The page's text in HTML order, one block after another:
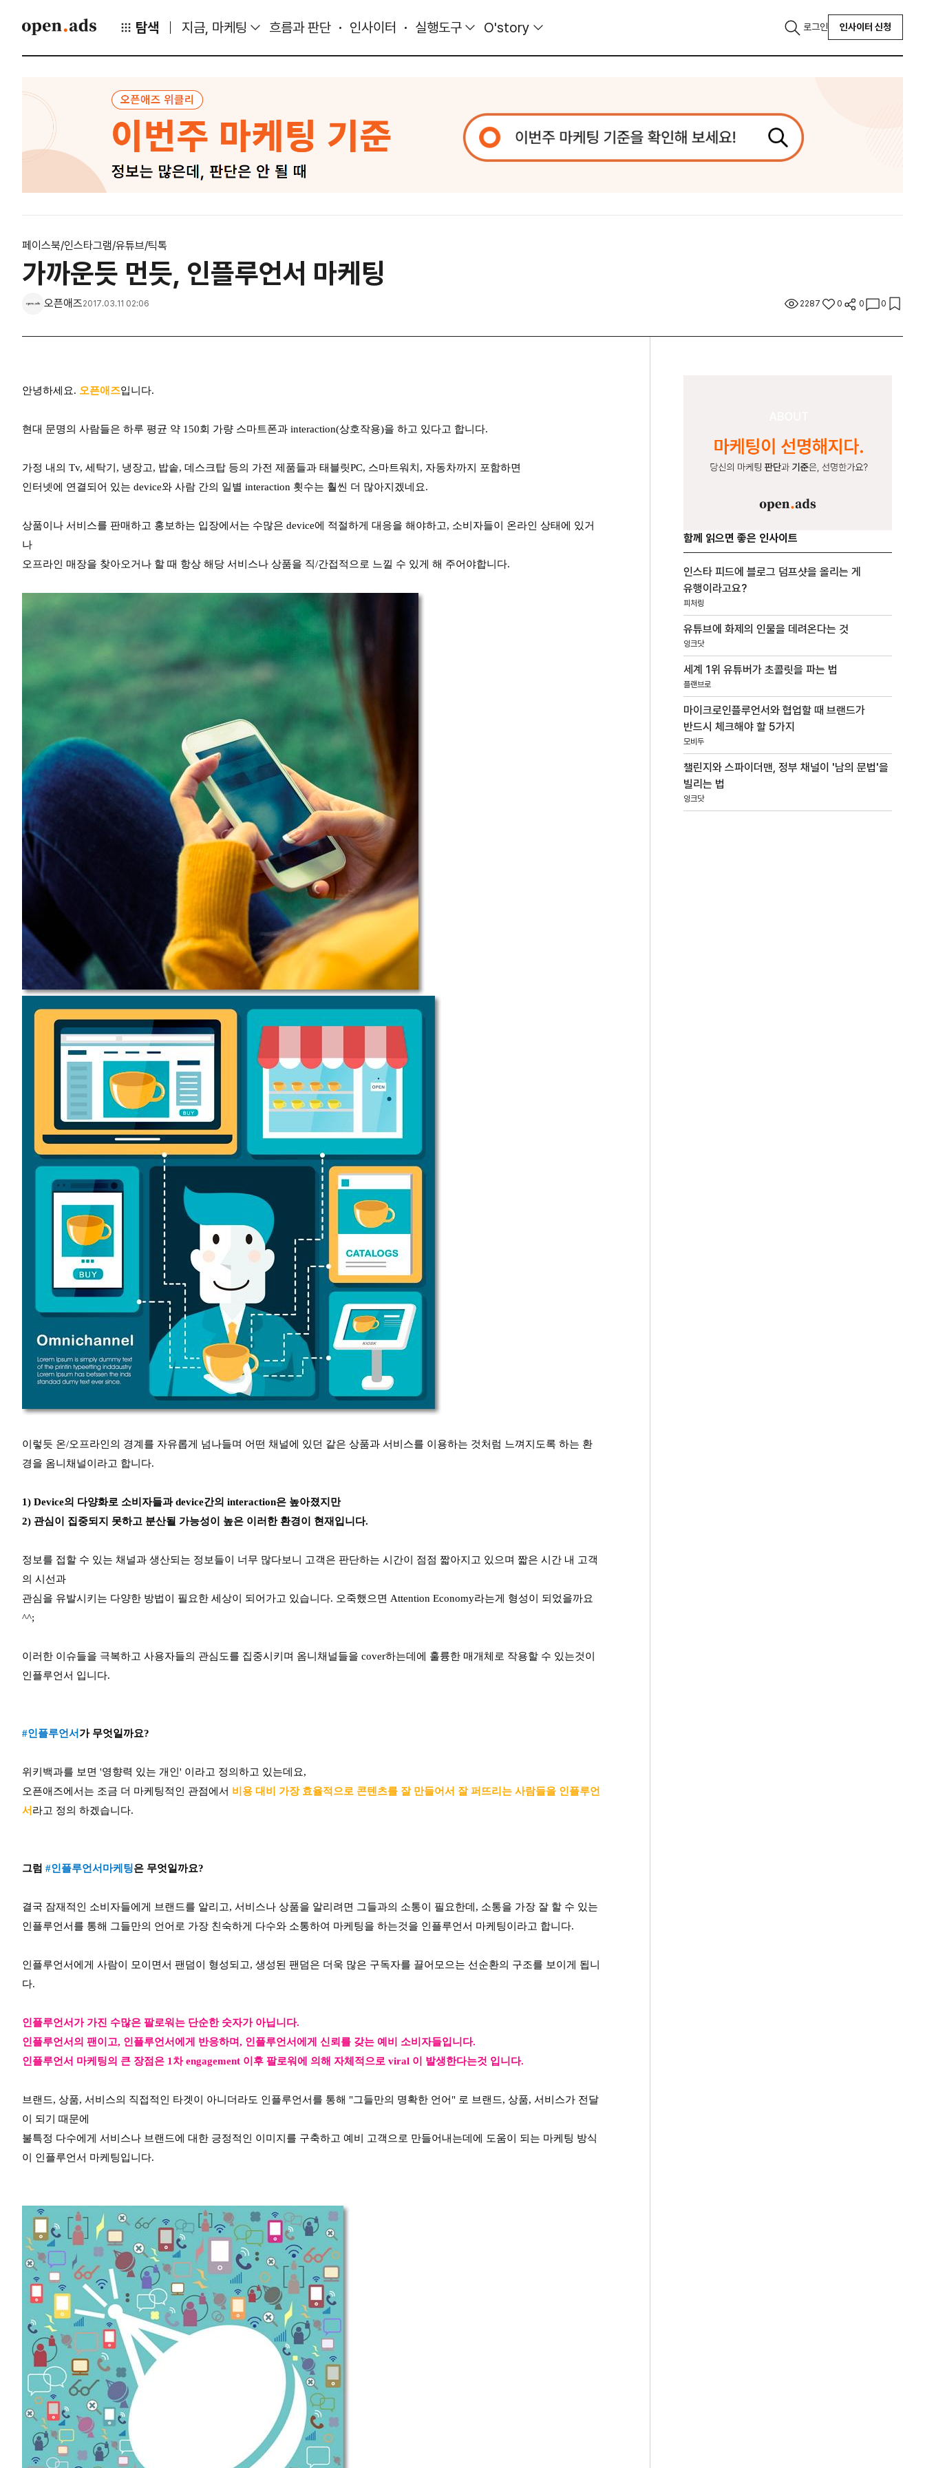
탐색 지금, 마케팅 흐름과 판단 인사이터 실행도구 O'story 로그인 인사이터 신청
페이스북/인스타그램/유튜브/틱톡
가까운듯 먼듯, 인플루언서 마케팅
오픈애즈2017.03.11 02:06 2287 0 0 0
안녕하세요. 오픈애즈입니다.
현대 문명의 사람들은 하루 평균 약 150회 가량 스마트폰과 interaction(상호작용)을 하고 있다고 합니다.
가정 내의 Tv, 세탁기, 냉장고, 밥솥, 데스크탑 등의 가전 제품들과 태블릿PC, 스마트워치, 자동차까지 포함하면
인터넷에 연결되어 있는 device와 사람 간의 일별 interaction 횟수는 훨씬 더 많아지겠네요.
상품이나 서비스를 판매하고 홍보하는 입장에서는 수많은 device에 적절하게 대응을 해야하고, 소비자들이 온라인 상태에 있거
나
오프라인 매장을 찾아오거나 할 때 항상 해당 서비스나 상품을 직/간접적으로 느낄 수 있게 해 주어야합니다.
이렇듯 온/오프라인의 경계를 자유롭게 넘나들며 어떤 채널에 있던 같은 상품과 서비스를 이용하는 것처럼 느껴지도록 하는 환
경을 옴니채널이라고 합니다.
1) Device의 다양화로 소비자들과 device간의 interaction은 높아졌지만
2) 관심이 집중되지 못하고 분산될 가능성이 높은 이러한 환경이 현재입니다.
정보를 접할 수 있는 채널과 생산되는 정보들이 너무 많다보니 고객은 판단하는 시간이 점점 짧아지고 있으며 짧은 시간 내 고객
의 시선과
관심을 유발시키는 다양한 방법이 필요한 세상이 되어가고 있습니다. 오죽했으면 Attention Economy라는게 형성이 되었을까요
^^;
이러한 이슈들을 극복하고 사용자들의 관심도를 집중시키며 옴니채널들을 cover하는데에 훌륭한 매개체로 작용할 수 있는것이
인플루언서 입니다.
#인플루언서 가 무엇일까요?
위키백과를 보면 '영향력 있는 개인' 이라고 정의하고 있는데요,
오픈애즈에서는 조금 더 마케팅적인 관점에서 비용 대비 가장 효율적으로 콘텐츠를 잘 만들어서 잘 퍼뜨리는 사람들을 인플루언
서 라고 정의 하겠습니다.
그럼 #인플루언서마케팅은 무엇일까요?
결국 잠재적인 소비자들에게 브랜드를 알리고, 서비스나 상품을 알리려면 그들과의 소통이 필요한데, 소통을 가장 잘 할 수 있는
인플루언서를 통해 그들만의 언어로 가장 친숙하게 다수와 소통하여 마케팅을 하는것을 인플루언서 마케팅이라고 합니다.
인플루언서에게 사람이 모이면서 팬덤이 형성되고, 생성된 팬덤은 더욱 많은 구독자를 끌어모으는 선순환의 구조를 보이게 됩니
다.
인플루언서가 가진 수많은 팔로워는 단순한 숫자가 아닙니다.
인플루언서의 팬이고, 인플루언서에게 반응하며, 인플루언서에게 신뢰를 갖는 예비 소비자들입니다.
인플루언서 마케팅의 큰 장점은 1차 engagement 이후 팔로워에 의해 자체적으로 viral 이 발생한다는것 입니다.
브랜드, 상품, 서비스의 직접적인 타겟이 아니더라도 인플루언서를 통해 "그들만의 명확한 언어" 로 브랜드, 상품, 서비스가 전달
이 되기 때문에
불특정 다수에게 서비스나 브랜드에 대한 긍정적인 이미지를 구축하고 예비 고객으로 만들어내는데에 도움이 되는 마케팅 방식
이 인플루언서 마케팅입니다.
함께 읽으면 좋은 인사이트
인스타 피드에 블로그 덤프샷을 올리는 게
유행이라고요?
피처링
유튜브에 화제의 인물을 데려온다는 것
잉크닷
세계 1위 유튜버가 초콜릿을 파는 법
플랜브로
마이크로인플루언서와 협업할 때 브랜드가
반드시 체크해야 할 5가지
모비두
챌린지와 스파이더맨, 정부 채널이 '남의 문법'을
빌리는 법
잉크닷